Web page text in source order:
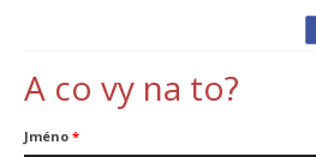
A co vy na to?
Jméno *